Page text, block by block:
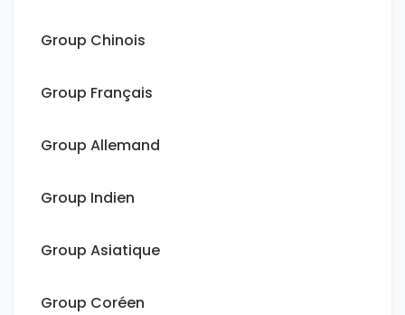
Group Chinois
Group Français
Group Allemand
Group Indien
Group Asiatique
Group Coréen